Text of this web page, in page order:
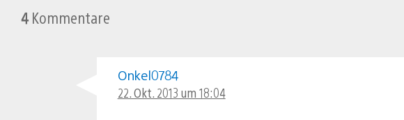
4 Kommentare
Onkel0784
22. Okt. 2013 um 18:04